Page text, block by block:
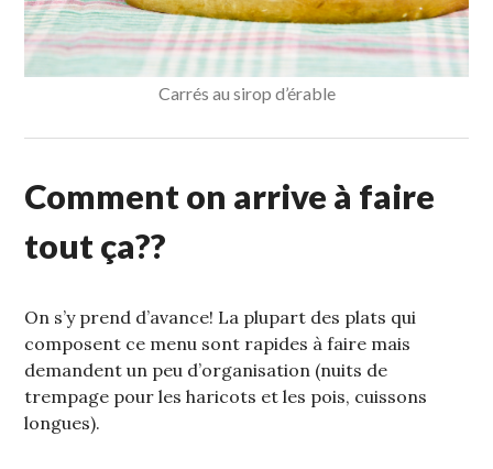
Carrés au sirop d’érable
Comment on arrive à faire
tout ça??
On s’y prend d’avance! La plupart des plats qui
composent ce menu sont rapides à faire mais
demandent un peu d’organisation (nuits de
trempage pour les haricots et les pois, cuissons
longues).